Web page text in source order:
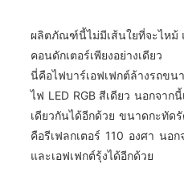
ผลิตภัณฑ์นี้ไม่มีเส้นใยที่จะไหม้
คอนดักเตอร์เพียงอย่างเดียว
นี่คือไฟบาร์เอฟเฟกต์ล้างรถข
ไฟ LED RGB สีเดียว นอกจา
เดียวกันได้อีกด้วย ขนาดกะทัด
คือรีเฟลกเตอร์ 110 องศา นอ
และเอฟเฟกต์รุ้งได้อีกด้วย